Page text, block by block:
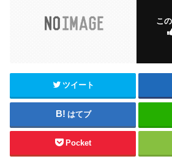
こ
ツイート
はてブ
Pocket